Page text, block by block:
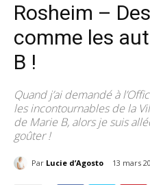
Rosheim –
comme les
B !
Quand j’ai demandé à
les incontournables de la
de Marie B, alors je suis
goûter !
Par Lucie d’Agosto 13 mars